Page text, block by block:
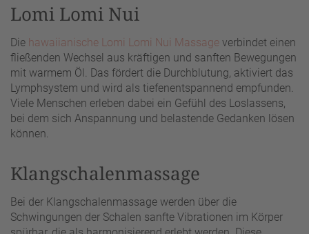
Lomi Lomi Nui
Die hawaiianische Lomi Lomi Nui Massage verbindet einen
fließenden Wechsel aus kräftigen und sanften Bewegungen
mit warmem Öl. Das fördert die Durchblutung, aktiviert das
Lymphsystem und wird als tiefenentspannend empfunden.
Viele Menschen erleben dabei ein Gefühl des Loslassens,
bei dem sich Anspannung und belastende Gedanken lösen
können.
Klangschalenmassage
Bei der Klangschalenmassage werden über die
Schwingungen der Schalen sanfte Vibrationen im Körper